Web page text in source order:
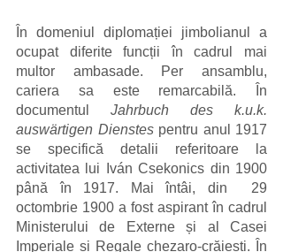
În domeniul diplomației jimbolianul a
ocupat diferite funcții în cadrul mai
multor ambasade. Per ansamblu,
cariera sa este remarcabilă. În
documentul Jahrbuch des k.u.k.
auswärtigen Dienstes pentru anul 1917
se specifică detalii referitoare la
activitatea lui Iván Csekonics din 1900
până în 1917. Mai întâi, din  29
octombrie 1900 a fost aspirant în cadrul
Ministerului de Externe și al Casei
Imperiale și Regale chezaro-crăiești. În